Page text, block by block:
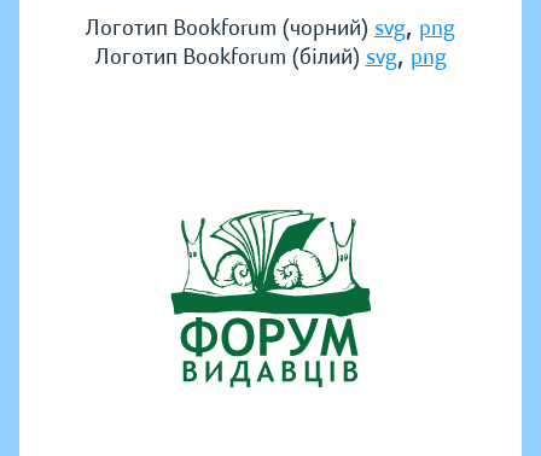
Логотип Bookforum (чорний) svg, png
Логотип Bookforum (білий) svg, png